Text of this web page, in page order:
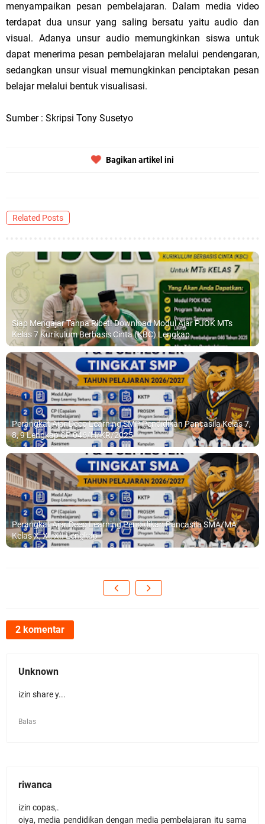
menyampaikan pesan pembelajaran. Dalam media video
terdapat dua unsur yang saling bersatu yaitu audio dan
visual. Adanya unsur audio memungkinkan siswa untuk
dapat menerima pesan pembelajaran melalui pendengaran,
sedangkan unsur visual memungkinkan penciptakan pesan
belajar melalui bentuk visualisasi.
Sumber : Skripsi Tony Susetyo
Bagikan artikel ini
Related Posts
Siap Mengajar Tanpa Ribet! Download Modul Ajar PJOK MTs
Kelas 7 Kurikulum Berbasis Cinta (KBC) Lengkap
Perangkat Ajar Deep Learning SMP Pendidikan Pancasila Kelas 7,
8, 9 Lengkap CP 046/H/KR/2025
Perangkat Ajar Deep Learning Pendidikan Pancasila SMA/MA
Kelas X, XI, XII Lengkap
2 komentar
Unknown
izin share y...
Balas
riwanca
izin copas,.
oiya, media pendidikan dengan media pembelajaran itu sama